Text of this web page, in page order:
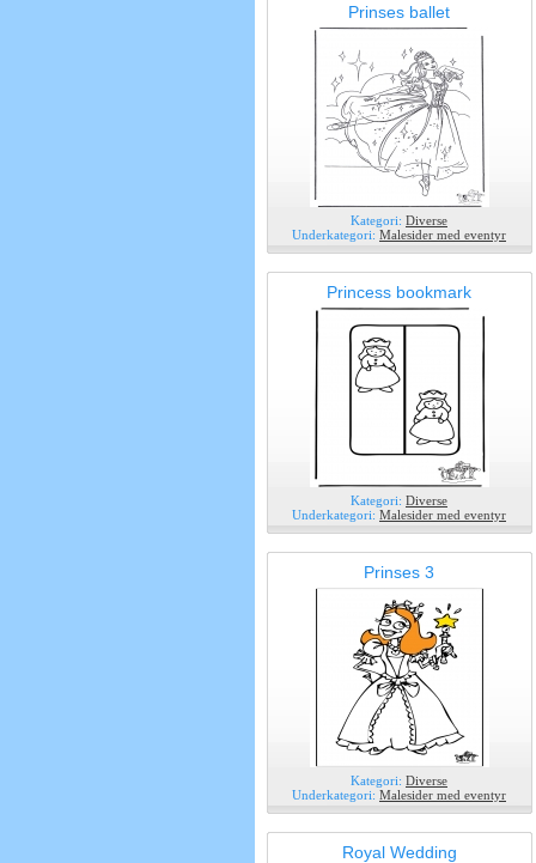
Prinses ballet
Kategori: Diverse
Underkategori: Malesider med eventyr
Princess bookmark
Kategori: Diverse
Underkategori: Malesider med eventyr
Prinses 3
Kategori: Diverse
Underkategori: Malesider med eventyr
Royal Wedding